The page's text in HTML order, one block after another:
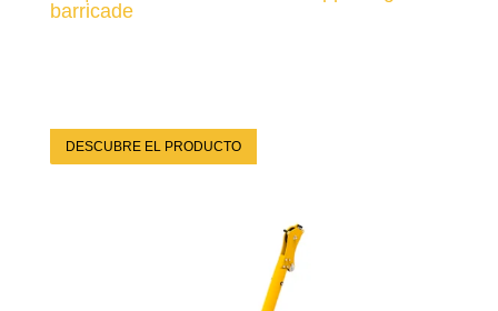
barricade
DESCUBRE EL PRODUCTO